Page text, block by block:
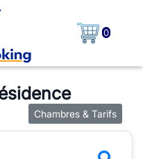
0
Chambres & Tarifs